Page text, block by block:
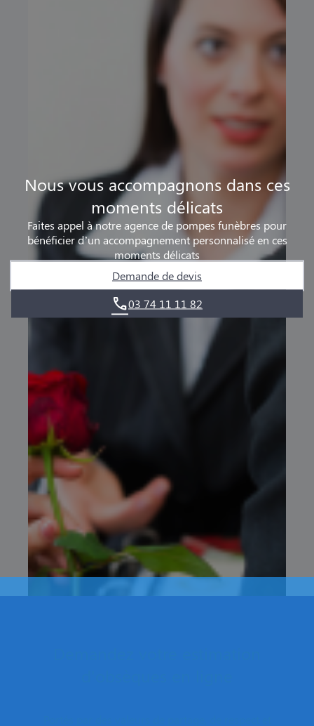
Nous vous accompagnons dans ces
moments délicats
Faites appel à notre agence de pompes funèbres pour
bénéficier d’un accompagnement personnalisé en ces
moments délicats
Demande de devis
03 74 11 11 82